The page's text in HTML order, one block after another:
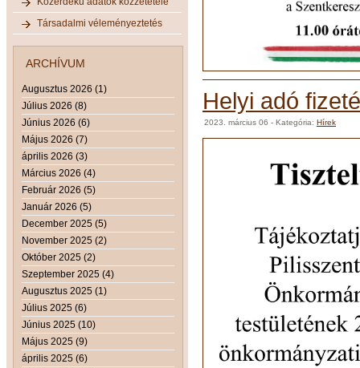
Társadalmi véleményeztetés
ARCHÍVUM
Augusztus 2026 (1)
Július 2026 (8)
Június 2026 (6)
Május 2026 (7)
április 2026 (3)
Március 2026 (4)
Február 2026 (5)
Január 2026 (5)
December 2025 (5)
November 2025 (2)
Október 2025 (2)
Szeptember 2025 (4)
Augusztus 2025 (1)
Július 2025 (6)
Június 2025 (10)
Május 2025 (9)
április 2025 (6)
Helyi adó
2023. március 06 - Kategória: Hírek